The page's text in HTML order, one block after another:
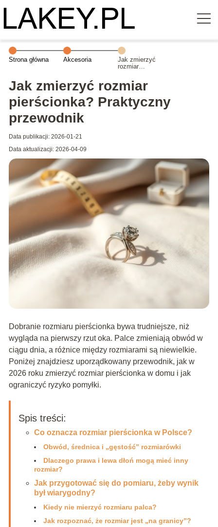
Strona główna Akcesoria
Jak zmierzyć
rozmiar
Praktyczny
przewodnik
Jak zmierzyć rozmiar
pierścionka? Praktyczny
przewodnik
Data publikacji: 2026-01-21
Data aktualizacji: 2026-04-09
Dobranie rozmiaru pierścionka bywa trudniejsze, niż
wygląda na pierwszy rzut oka. Palce zmieniają obwód w
ciągu dnia, a różnice między rozmiarami są niewielkie.
Poniżej znajdziesz uporządkowany przewodnik, jak w
2026 roku zmierzyć rozmiar pierścionka w domu i jak
ograniczyć ryzyko pomyłki.
Spis treści:
Co oznacza rozmiar pierścionka w Polsce?
Obwód, średnica i „gęstość” rozmiarówki
Dlaczego prawa i lewa dłoń mogą mieć inny
rozmiar?
Jak przygotować się do pomiaru, żeby wynik
był wiarygodny?
Kiedy nie mierzyć rozmiaru palca?
Jak rozpoznać, że rozmiar jest „na granicy”?